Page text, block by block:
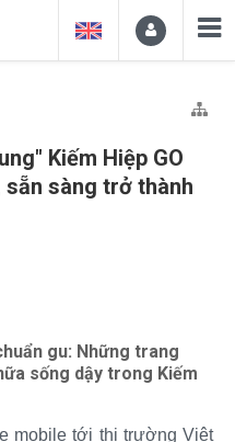
Kiếm Hiệp GO
sàng trở thành
gu: Những trang
sống dậy trong Kiếm
mobile tới thị trường Việt